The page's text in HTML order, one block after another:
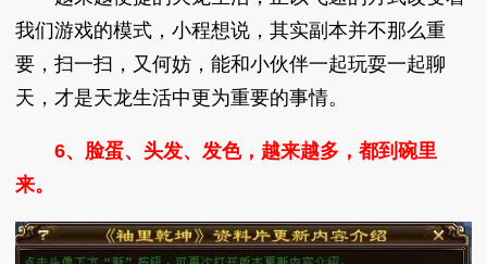
我们游戏的模式，小程想说，其实副本并不那么重
要，扫一扫，又何妨，能和小伙伴一起玩耍一起聊
天，才是天龙生活中更为重要的事情。
6、脸蛋、头发、发色，越来越多，都到碗里
来。